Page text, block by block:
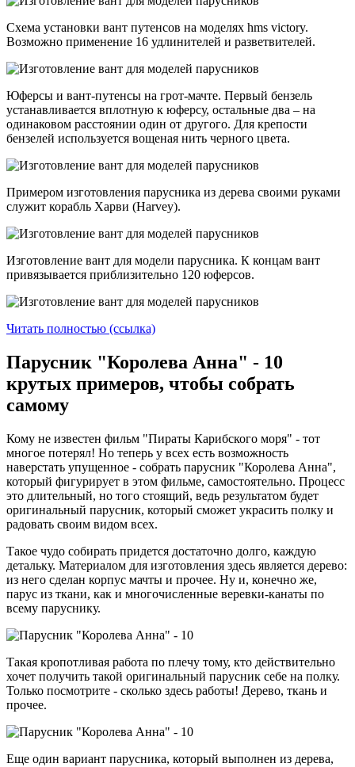
Схема установки вант путенсов на моделях hms victory.
Возможно применение 16 удлинителей и разветвителей.
Юферсы и вант-путенсы на грот-мачте. Первый бензель
устанавливается вплотную к юферсу, остальные два – на
одинаковом расстоянии один от другого. Для крепости
бензелей используется вощеная нить черного цвета.
Примером изготовления парусника из дерева своими руками
служит корабль Харви (Harvey).
Изготовление вант для модели парусника. К концам вант
привязывается приблизительно 120 юферсов.
Читать полностью (ссылка)
Парусник "Королева Анна" - 10
крутых примеров, чтобы собрать
самому
Кому не известен фильм "Пираты Карибского моря" - тот
многое потерял! Но теперь у всех есть возможность
наверстать упущенное - собрать парусник "Королева Анна",
который фигурирует в этом фильме, самостоятельно. Процесс
это длительный, но того стоящий, ведь результатом будет
оригинальный парусник, который сможет украсить полку и
радовать своим видом всех.
Такое чудо собирать придется достаточно долго, каждую
детальку. Материалом для изготовления здесь является дерево:
из него сделан корпус мачты и прочее. Ну и, конечно же,
парус из ткани, как и многочисленные веревки-канаты по
всему паруснику.
Такая кропотливая работа по плечу тому, кто действительно
хочет получить такой оригинальный парусник себе на полку.
Только посмотрите - сколько здесь работы! Дерево, ткань и
прочее.
Еще один вариант парусника, который выполнен из дерева,